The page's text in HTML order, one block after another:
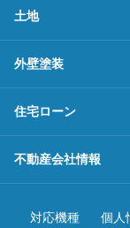
土地
外壁塗装
住宅ローン
不動産会社情報
対応機種 個人